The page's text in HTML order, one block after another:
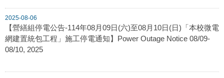
2025-08-06
【營繕組停電公告-114年08月09日(六)至08月10日(日)「本校微電
網建置統包工程」施工停電通知】Power Outage Notice 08/09-
08/10, 2025